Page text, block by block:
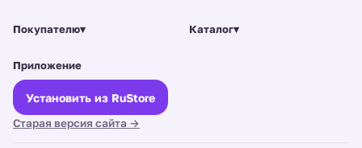
Покупателю▾ Каталог▾
Приложение
Установить из RuStore
Старая версия сайта →